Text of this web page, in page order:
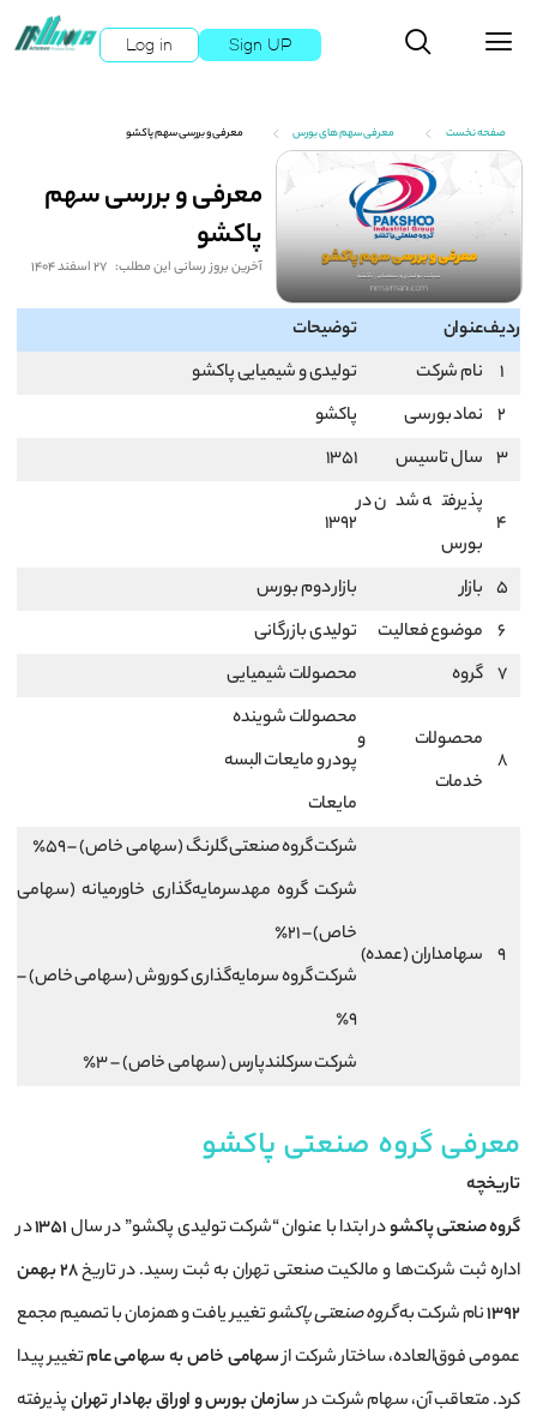
Log in Sign UP
صفحه نخست معرفی سهم های بورس معرفی و بررسی سهم پاکشو
معرفی و بررسی سهم
پاکشو
آخرین بروز رسانی این مطلب: 27 اسفند 1404
ردیفعنوان
توضیحات
1
نام شرکت
تولیدی و شیمیایی پاکشو
2 نماد بورسی
پاکشو
3 سال تاسیس 1351
4
پذیرفته شدن در
بورس
1392
5 بازار
بازار دوم بورس
6 موضوع فعالیت
تولیدی بازرگانی
7 گروه محصولات شیمیایی
8
محصولات و
خدمات
محصولات شوینده
پودر و مایعات البسه
مایعات
9 سهامداران (عمده)
شرکت گروه صنعتی گلرنگ (سهامی خاص) – 59٪
شرکت گروه مهدسرمایه‌گذاری خاورمیانه (سهامی
خاص) – 21٪
شرکت گروه سرمایه‌گذاری کوروش (سهامی خاص) –
9٪
شرکت سرکلندپارس (سهامی خاص) – 3٪
معرفی گروه صنعتی پاکشو
تاریخچه
گروه صنعتی پاکشودر ابتدا با عنوان “شرکت تولیدی پاکشو” در سال۱۳۵۱در
اداره ثبت شرکت‌ها و مالکیت صنعتی تهران به ثبت رسید. در تاریخ
۲۸ بهمن
۱۳۹۲نام شرکت بهگروه صنعتی پاکشوتغییر یافت و همزمان با تصمیم مجمع
عمومی فوق‌العاده، ساختار شرکت ازسهامی خاص به سهامی عامتغییر پیدا
کرد. متعاقب آن، سهام شرکت درسازمان بورس و اوراق بهادار تهرانپذیرفته